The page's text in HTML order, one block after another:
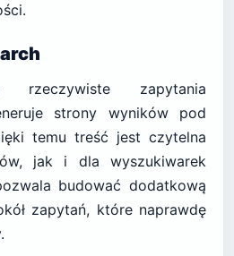
rzeczywiste zapytania
strony wyników pod
temu treść jest czytelna
jak i dla wyszukiwarek
budować dodatkową
zapytań, które naprawdę